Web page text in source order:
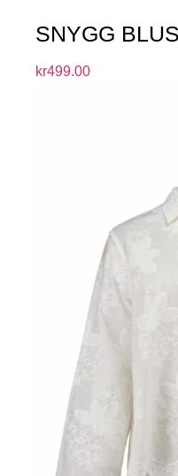
SNYGG
kr499.00